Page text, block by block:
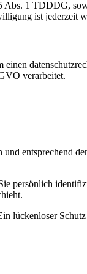
Abs. 1 TDDDG,
ist jederzeit
verarbeitet.
entsprechend
persönlich
lückenloser